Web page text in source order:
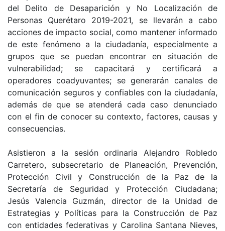
del Delito de Desaparición y No Localización de
Personas Querétaro 2019-2021, se llevarán a cabo
acciones de impacto social, como mantener informado
de este fenómeno a la ciudadanía, especialmente a
grupos que se puedan encontrar en situación de
vulnerabilidad; se capacitará y certificará a
operadores coadyuvantes; se generarán canales de
comunicación seguros y confiables con la ciudadanía,
además de que se atenderá cada caso denunciado
con el fin de conocer su contexto, factores, causas y
consecuencias.
Asistieron a la sesión ordinaria Alejandro Robledo
Carretero, subsecretario de Planeación, Prevención,
Protección Civil y Construcción de la Paz de la
Secretaría de Seguridad y Protección Ciudadana;
Jesús Valencia Guzmán, director de la Unidad de
Estrategias y Políticas para la Construcción de Paz
con entidades federativas y Carolina Santana Nieves,